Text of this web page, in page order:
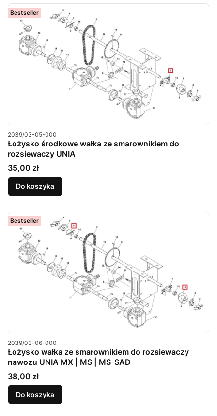
Bestseller
Kod produktu
2039/03-05-000
Łożysko środkowe wałka ze smarownikiem do
rozsiewaczy UNIA
Cena
35,00 zł
Do koszyka
Bestseller
Kod produktu
2039/03-06-000
Łożysko wałka ze smarownikiem do rozsiewaczy
nawozu UNIA MX | MS | MS-SAD
Cena
38,00 zł
Do koszyka